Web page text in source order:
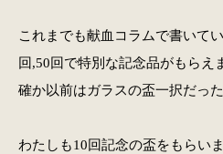
これまでも献血コラムで書いて
回,50回で特別な記念品がもらえ
確か以前はガラスの盃一択だっ
わたしも10回記念の盃をもらい